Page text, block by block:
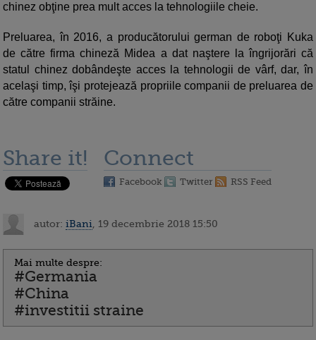
chinez obţine prea mult acces la tehnologiile cheie.
Preluarea, în 2016, a producătorului german de roboţi Kuka
de către firma chineză Midea a dat naştere la îngrijorări că
statul chinez dobândeşte acces la tehnologii de vârf, dar, în
acelaşi timp, îşi protejează propriile companii de preluarea de
către companii străine.
Share it! Connect
Facebook Twitter RSS Feed
autor: iBani , 19 decembrie 2018 15:50
Mai multe despre:
#Germania
#China
#investitii straine